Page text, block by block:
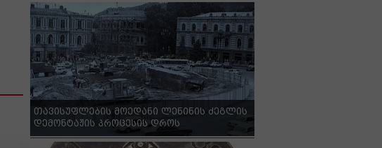
თავისუფლების მოედანი ლენინის ძეგლის
დემონტაჟის პროცესის დროს